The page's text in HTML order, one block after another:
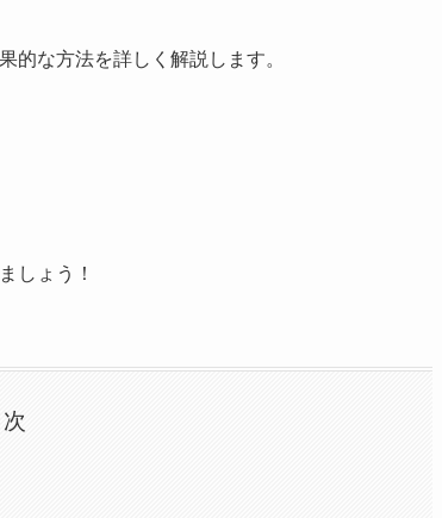
的な方法を詳しく解説します。
しょう！